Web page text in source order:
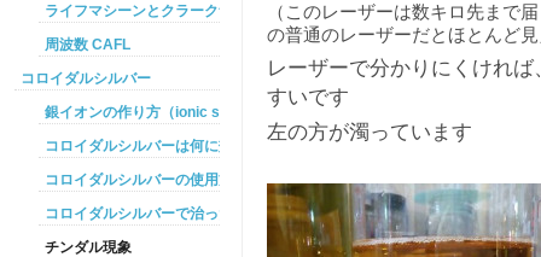
（このレーザーは数キロ先まで
の普通のレーザーだとほとんど
レーザーで分かりにくけれ
すいです
左の方が濁っています
ライフマシーンとクラークザッパーの違い
周波数 CAFL
コロイダルシルバー
銀イオンの作り方（ionic silver ）
コロイダルシルバーは何に効くのか
コロイダルシルバーの使用方法
コロイダルシルバーで治った例
チンダル現象